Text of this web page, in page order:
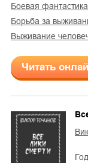
боевая фантастика
борьба за
выживание
Читать